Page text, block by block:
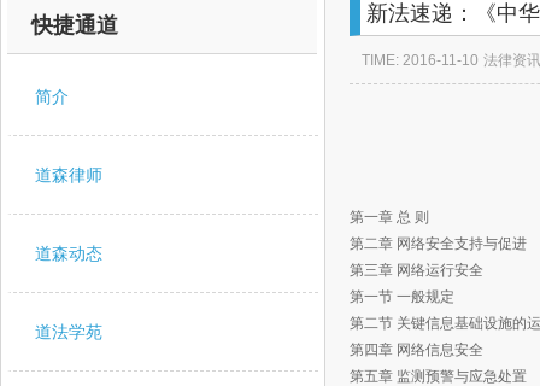
快捷通道
简介
道森律师
道森动态
道法学苑
新法速递：《中
TIME: 2016-11-10 法律资讯
第一章 总 则
第二章 网络安全支持与促进
第三章 网络运行安全
第一节 一般规定
第二节 关键信息基础设施的
第四章 网络信息安全
第五章 监测预警与应急处置